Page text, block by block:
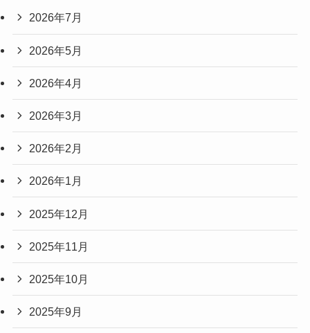
2026年7月
2026年5月
2026年4月
2026年3月
2026年2月
2026年1月
2025年12月
2025年11月
2025年10月
2025年9月